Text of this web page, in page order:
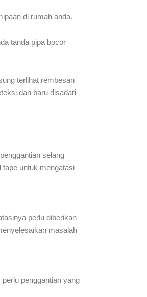
di rumah anda.
tanda pipa bocor
terlihat rembesan
dan baru disadari
selang
tape untuk mengatasi
perlu diberikan
masalah
penggantian yang